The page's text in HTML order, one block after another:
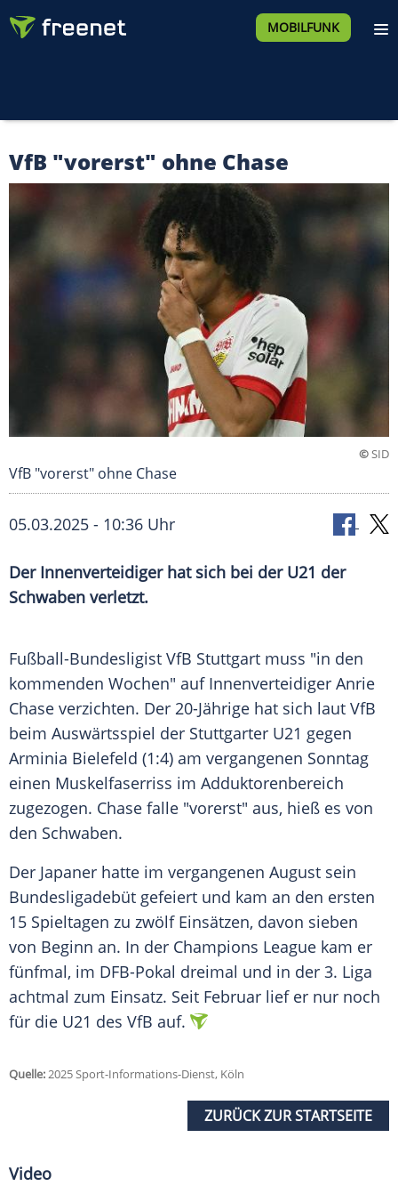
MOBILFUNK
VfB "vorerst" ohne Chase
©SID
VfB "vorerst" ohne Chase
05.03.2025 - 10:36 Uhr
Der Innenverteidiger hat sich bei der U21 der
Schwaben verletzt.
Fußball-Bundesligist VfB Stuttgart muss "in den
kommenden Wochen" auf Innenverteidiger Anrie
Chase verzichten. Der 20-Jährige hat sich laut VfB
beim Auswärtsspiel der Stuttgarter U21 gegen
Arminia Bielefeld (1:4) am vergangenen Sonntag
einen Muskelfaserriss im Adduktorenbereich
zugezogen. Chase falle "vorerst" aus, hieß es von
den Schwaben.
Der Japaner hatte im vergangenen August sein
Bundesligadebüt gefeiert und kam an den ersten
15 Spieltagen zu zwölf Einsätzen, davon sieben
von Beginn an. In der Champions League kam er
fünfmal, im DFB-Pokal dreimal und in der 3. Liga
achtmal zum Einsatz. Seit Februar lief er nur noch
für die U21 des VfB auf.
Quelle:2025 Sport-Informations-Dienst, Köln
ZURÜCK ZUR STARTSEITE
Video